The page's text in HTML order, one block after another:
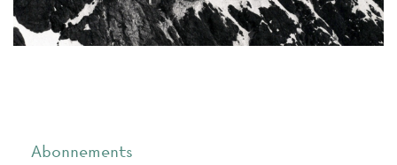
Abonnements